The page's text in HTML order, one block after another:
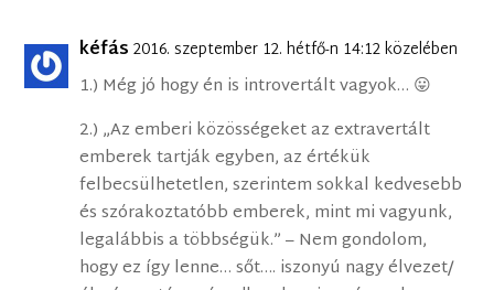
kéfás 2016. szeptember 12. hétfő-n 14:12 közelében
1.) Még jó hogy én is introvertált vagyok… 😛
2.) „Az emberi közösségeket az extravertált
emberek tartják egyben, az értékük
felbecsülhetetlen, szerintem sokkal kedvesebb
és szórakoztatóbb emberek, mint mi vagyunk,
legalábbis a többségük.” – Nem gondolom,
hogy ez így lenne… sőt…. iszonyú nagy élvezet/